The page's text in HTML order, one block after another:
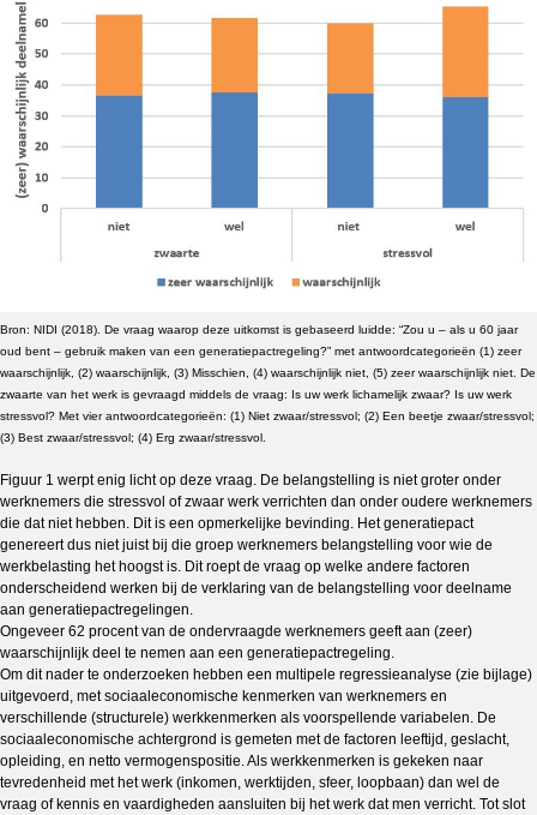
Bron: NIDI (2018). De vraag waarop deze uitkomst is gebaseerd luidde: “Zou u – als u 60 jaar
oud bent – gebruik maken van een generatiepactregeling?” met antwoordcategorieën (1) zeer
waarschijnlijk, (2) waarschijnlijk, (3) Misschien, (4) waarschijnlijk niet, (5) zeer waarschijnlijk niet. De
zwaarte van het werk is gevraagd middels de vraag: Is uw werk lichamelijk zwaar? Is uw werk
stressvol? Met vier antwoordcategorieën: (1) Niet zwaar/stressvol; (2) Een beetje zwaar/stressvol;
(3) Best zwaar/stressvol; (4) Erg zwaar/stressvol.
Figuur 1 werpt enig licht op deze vraag. De belangstelling is niet groter onder
werknemers die stressvol of zwaar werk verrichten dan onder oudere werknemers
die dat niet hebben. Dit is een opmerkelijke bevinding. Het generatiepact
genereert dus niet juist bij die groep werknemers belangstelling voor wie de
werkbelasting het hoogst is. Dit roept de vraag op welke andere factoren
onderscheidend werken bij de verklaring van de belangstelling voor deelname
aan generatiepactregelingen.
Ongeveer 62 procent van de ondervraagde werknemers geeft aan (zeer)
waarschijnlijk deel te nemen aan een generatiepactregeling.
Om dit nader te onderzoeken hebben een multipele regressieanalyse (zie bijlage)
uitgevoerd, met sociaaleconomische kenmerken van werknemers en
verschillende (structurele) werkkenmerken als voorspellende variabelen. De
sociaaleconomische achtergrond is gemeten met de factoren leeftijd, geslacht,
opleiding, en netto vermogenspositie. Als werkkenmerken is gekeken naar
tevredenheid met het werk (inkomen, werktijden, sfeer, loopbaan) dan wel de
vraag of kennis en vaardigheden aansluiten bij het werk dat men verricht. Tot slot